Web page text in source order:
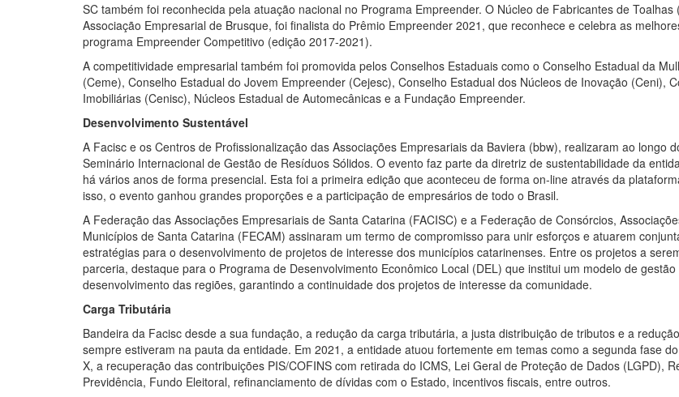
SC também foi reconhecida pela atuação nacional no Programa Empreender. O Núcleo de Fabricantes de Toalhas
Associação Empresarial de Brusque, foi finalista do Prêmio Empreender 2021, que reconhece e celebra as
programa Empreender Competitivo (edição 2017-2021).
A competitividade empresarial também foi promovida pelos Conselhos Estaduais como o Conselho Estadual da
(Ceme), Conselho Estadual do Jovem Empreender (Cejesc), Conselho Estadual dos Núcleos de Inovação (Ceni),
Imobiliárias (Cenisc), Núcleos Estadual de Automecânicas e a Fundação Empreender.
Desenvolvimento Sustentável
A Facisc e os Centros de Profissionalização das Associações Empresariais da Baviera (bbw), realizaram ao longo
Seminário Internacional de Gestão de Resíduos Sólidos. O evento faz parte da diretriz de sustentabilidade da
há vários anos de forma presencial. Esta foi a primeira edição que aconteceu de forma on-line através da
isso, o evento ganhou grandes proporções e a participação de empresários de todo o Brasil.
A Federação das Associações Empresariais de Santa Catarina (FACISC) e a Federação de Consórcios,
Municípios de Santa Catarina (FECAM) assinaram um termo de compromisso para unir esforços e atuarem
estratégias para o desenvolvimento de projetos de interesse dos municípios catarinenses. Entre os projetos a
parceria, destaque para o Programa de Desenvolvimento Econômico Local (DEL) que institui um modelo de gestão
desenvolvimento das regiões, garantindo a continuidade dos projetos de interesse da comunidade.
Carga Tributária
Bandeira da Facisc desde a sua fundação, a redução da carga tributária, a justa distribuição de tributos e a
sempre estiveram na pauta da entidade. Em 2021, a entidade atuou fortemente em temas como a segunda fase
X, a recuperação das contribuições PIS/COFINS com retirada do ICMS, Lei Geral de Proteção de Dados (LGPD),
Previdência, Fundo Eleitoral, refinanciamento de dívidas com o Estado, incentivos fiscais, entre outros.